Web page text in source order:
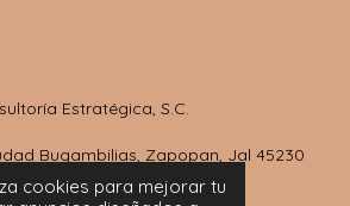
cookies para mejorar tu
Estratégica, S.C.
Bugambilias, Zapopan, Jal 45230